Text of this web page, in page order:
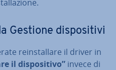
Gestione di­spo­si­ti­vi
rein­stal­la­re il driver in
il di­spo­si­ti­vo” invece di